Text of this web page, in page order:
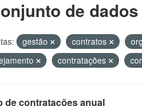
de
gestão contratos
contratações
de contratações anual